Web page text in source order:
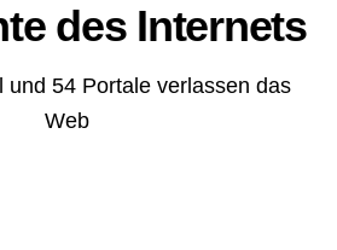
des Internets
und 54 Portale verlassen das
Web